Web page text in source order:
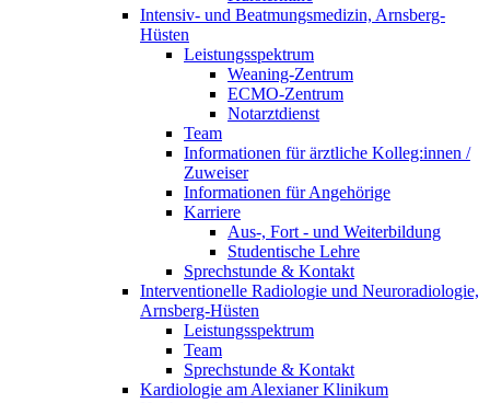
Intensiv- und Beatmungsmedizin, Arnsberg-
Hüsten
Leistungsspektrum
Weaning-Zentrum
ECMO-Zentrum
Notarztdienst
Team
Informationen für ärztliche Kolleg:innen /
Zuweiser
Informationen für Angehörige
Karriere
Aus-, Fort - und Weiterbildung
Studentische Lehre
Sprechstunde & Kontakt
Interventionelle Radiologie und Neuroradiologie,
Arnsberg-Hüsten
Leistungsspektrum
Team
Sprechstunde & Kontakt
Kardiologie am Alexianer Klinikum